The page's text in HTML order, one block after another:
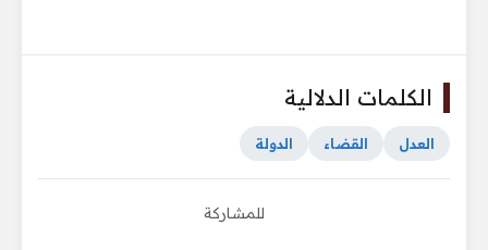
الكلمات الدلالية
العدل القضاء الدولة
للمشاركة